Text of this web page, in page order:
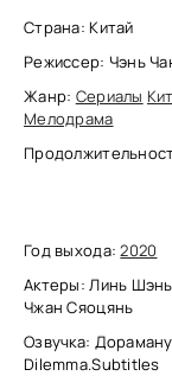
Страна: Китай
Режиссер: Чэнь
Жанр: Сериалы
Мелодрама
Год выхода:2020
Актеры: Линь
Чжан Сяоцянь
Озвучка:
Dilemma.Subtitles